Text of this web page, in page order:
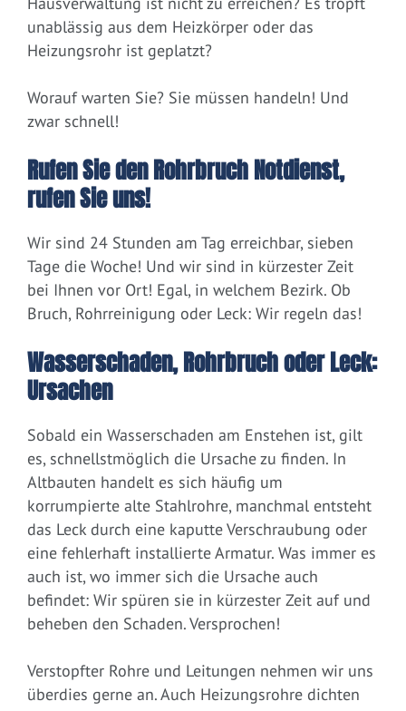
unablässig aus dem Heizkörper oder das
Heizungsrohr ist geplatzt?
Worauf warten Sie? Sie müssen handeln! Und
zwar schnell!
Rufen Sie den Rohrbruch Notdienst,
rufen Sie uns!
Wir sind 24 Stunden am Tag erreichbar, sieben
Tage die Woche! Und wir sind in kürzester Zeit
bei Ihnen vor Ort! Egal, in welchem Bezirk. Ob
Bruch, Rohrreinigung oder Leck: Wir regeln das!
Wasserschaden, Rohrbruch oder Leck:
Ursachen
Sobald ein Wasserschaden am Enstehen ist, gilt
es, schnellstmöglich die Ursache zu finden. In
Altbauten handelt es sich häufig um
korrumpierte alte Stahlrohre, manchmal entsteht
das Leck durch eine kaputte Verschraubung oder
eine fehlerhaft installierte Armatur. Was immer es
auch ist, wo immer sich die Ursache auch
befindet: Wir spüren sie in kürzester Zeit auf und
beheben den Schaden. Versprochen!
Verstopfter Rohre und Leitungen nehmen wir uns
überdies gerne an. Auch Heizungsrohre dichten